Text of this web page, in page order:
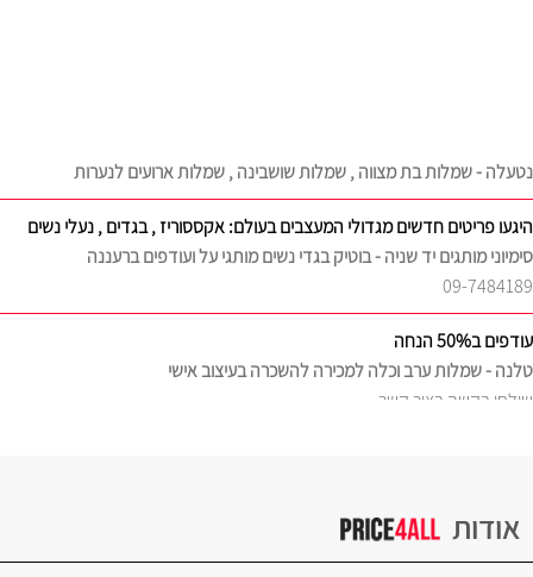
היגעו פריטים חדשים מגדולי המעצבים בעולם: אקססוריז , בגדים , נעלי נשים
סימיוני מותגים יד שניה - בוטיק בגדי נשים מותגי על ועודפים ברעננה
09-7484189
עודפים ב50% הנחה
טלנה - שמלות ערב וכלה למכירה להשכרה בעיצוב אישי
שילחו בקשה בצור קשר
אודות